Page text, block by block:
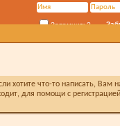
Запомнить?
что-то написать, Вам
для помощи с